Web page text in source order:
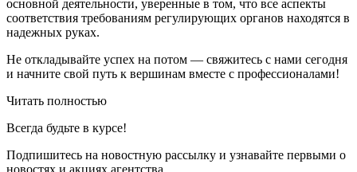
основной деятельности, уверенные в том, что все аспекты
соответствия требованиям регулирующих органов находятся в
надежных руках.
Не откладывайте успех на потом — свяжитесь с нами сегодня
и начните свой путь к вершинам вместе с профессионалами!
Читать полностью
Всегда будьте в курсе!
Подпишитесь на новостную рассылку и узнавайте первыми о
новостях и акциях агентства